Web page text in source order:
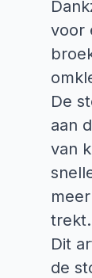
voor
De
aan
van
trekt.
Dit
de